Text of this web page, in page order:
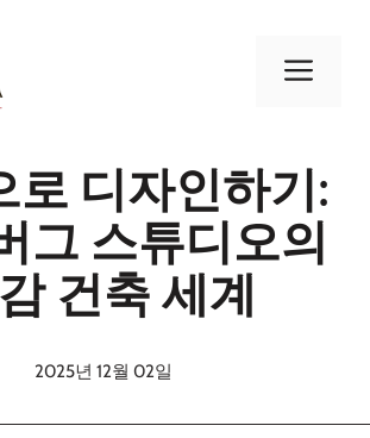
메
로 디자인하기:
그 스튜디오의
건축 세계
2025년 12월 02일